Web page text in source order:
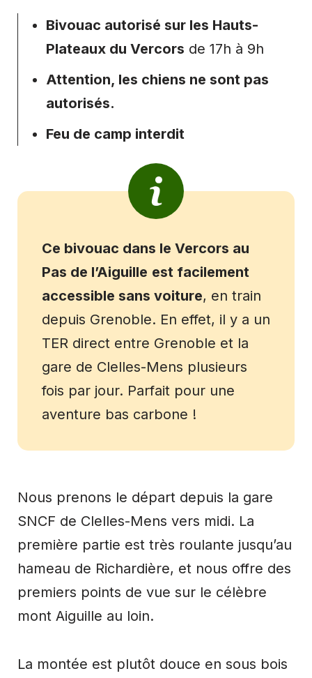
Bivouac autorisé sur les Hauts-
Plateaux du Vercors de 17h à 9h
Attention, les chiens ne sont pas
autorisés.
Feu de camp interdit
Ce bivouac dans le Vercors au
Pas de l’Aiguille est facilement
accessible sans voiture, en train
depuis Grenoble. En effet, il y a un
TER direct entre Grenoble et la
gare de Clelles-Mens plusieurs
fois par jour. Parfait pour une
aventure bas carbone !
Nous prenons le départ depuis la gare
SNCF de Clelles-Mens vers midi. La
première partie est très roulante jusqu’au
hameau de Richardière, et nous offre des
premiers points de vue sur le célèbre
mont Aiguille au loin.
La montée est plutôt douce en sous bois